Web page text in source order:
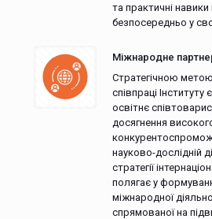
та практичні
безпосередньо у
Міжнародне
Стратегічною
співпраці
освітнє
досягнення
науково-дослідній
стратегії
полягає у
міжнародної
спрямованої на